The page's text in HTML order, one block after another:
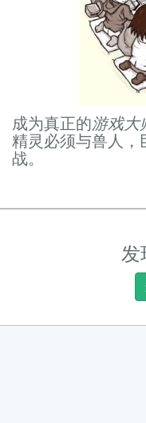
成为真正的游戏大
精灵必须与兽人，
战。
发